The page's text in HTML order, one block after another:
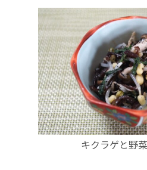
キクラゲと野
妊婦健
お産につ
親と子の結び
母乳育